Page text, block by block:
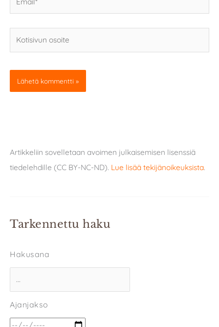
osoite
Artikkeliin sovelletaan avoimen julkaisemisen lisenssiä
tiedelehdille (CC BY-NC-ND). Lue lisää tekijänoikeuksista.
Tarkennettu haku
Hakusana
Ajanjakso